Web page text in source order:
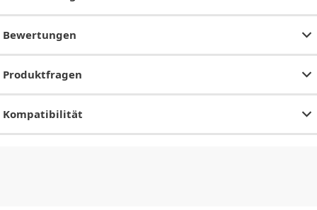
Bewertungen
Produktfragen
Kompatibilität